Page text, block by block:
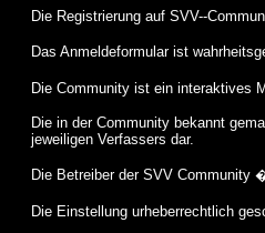
Die Registrierung auf SVV--
Das Anmeldeformular ist
Die Community ist ein interaktives
Die in der Community bekannt
jeweiligen Verfassers dar.
Die Betreiber der SVV Community
Die Einstellung urheberrechtlich